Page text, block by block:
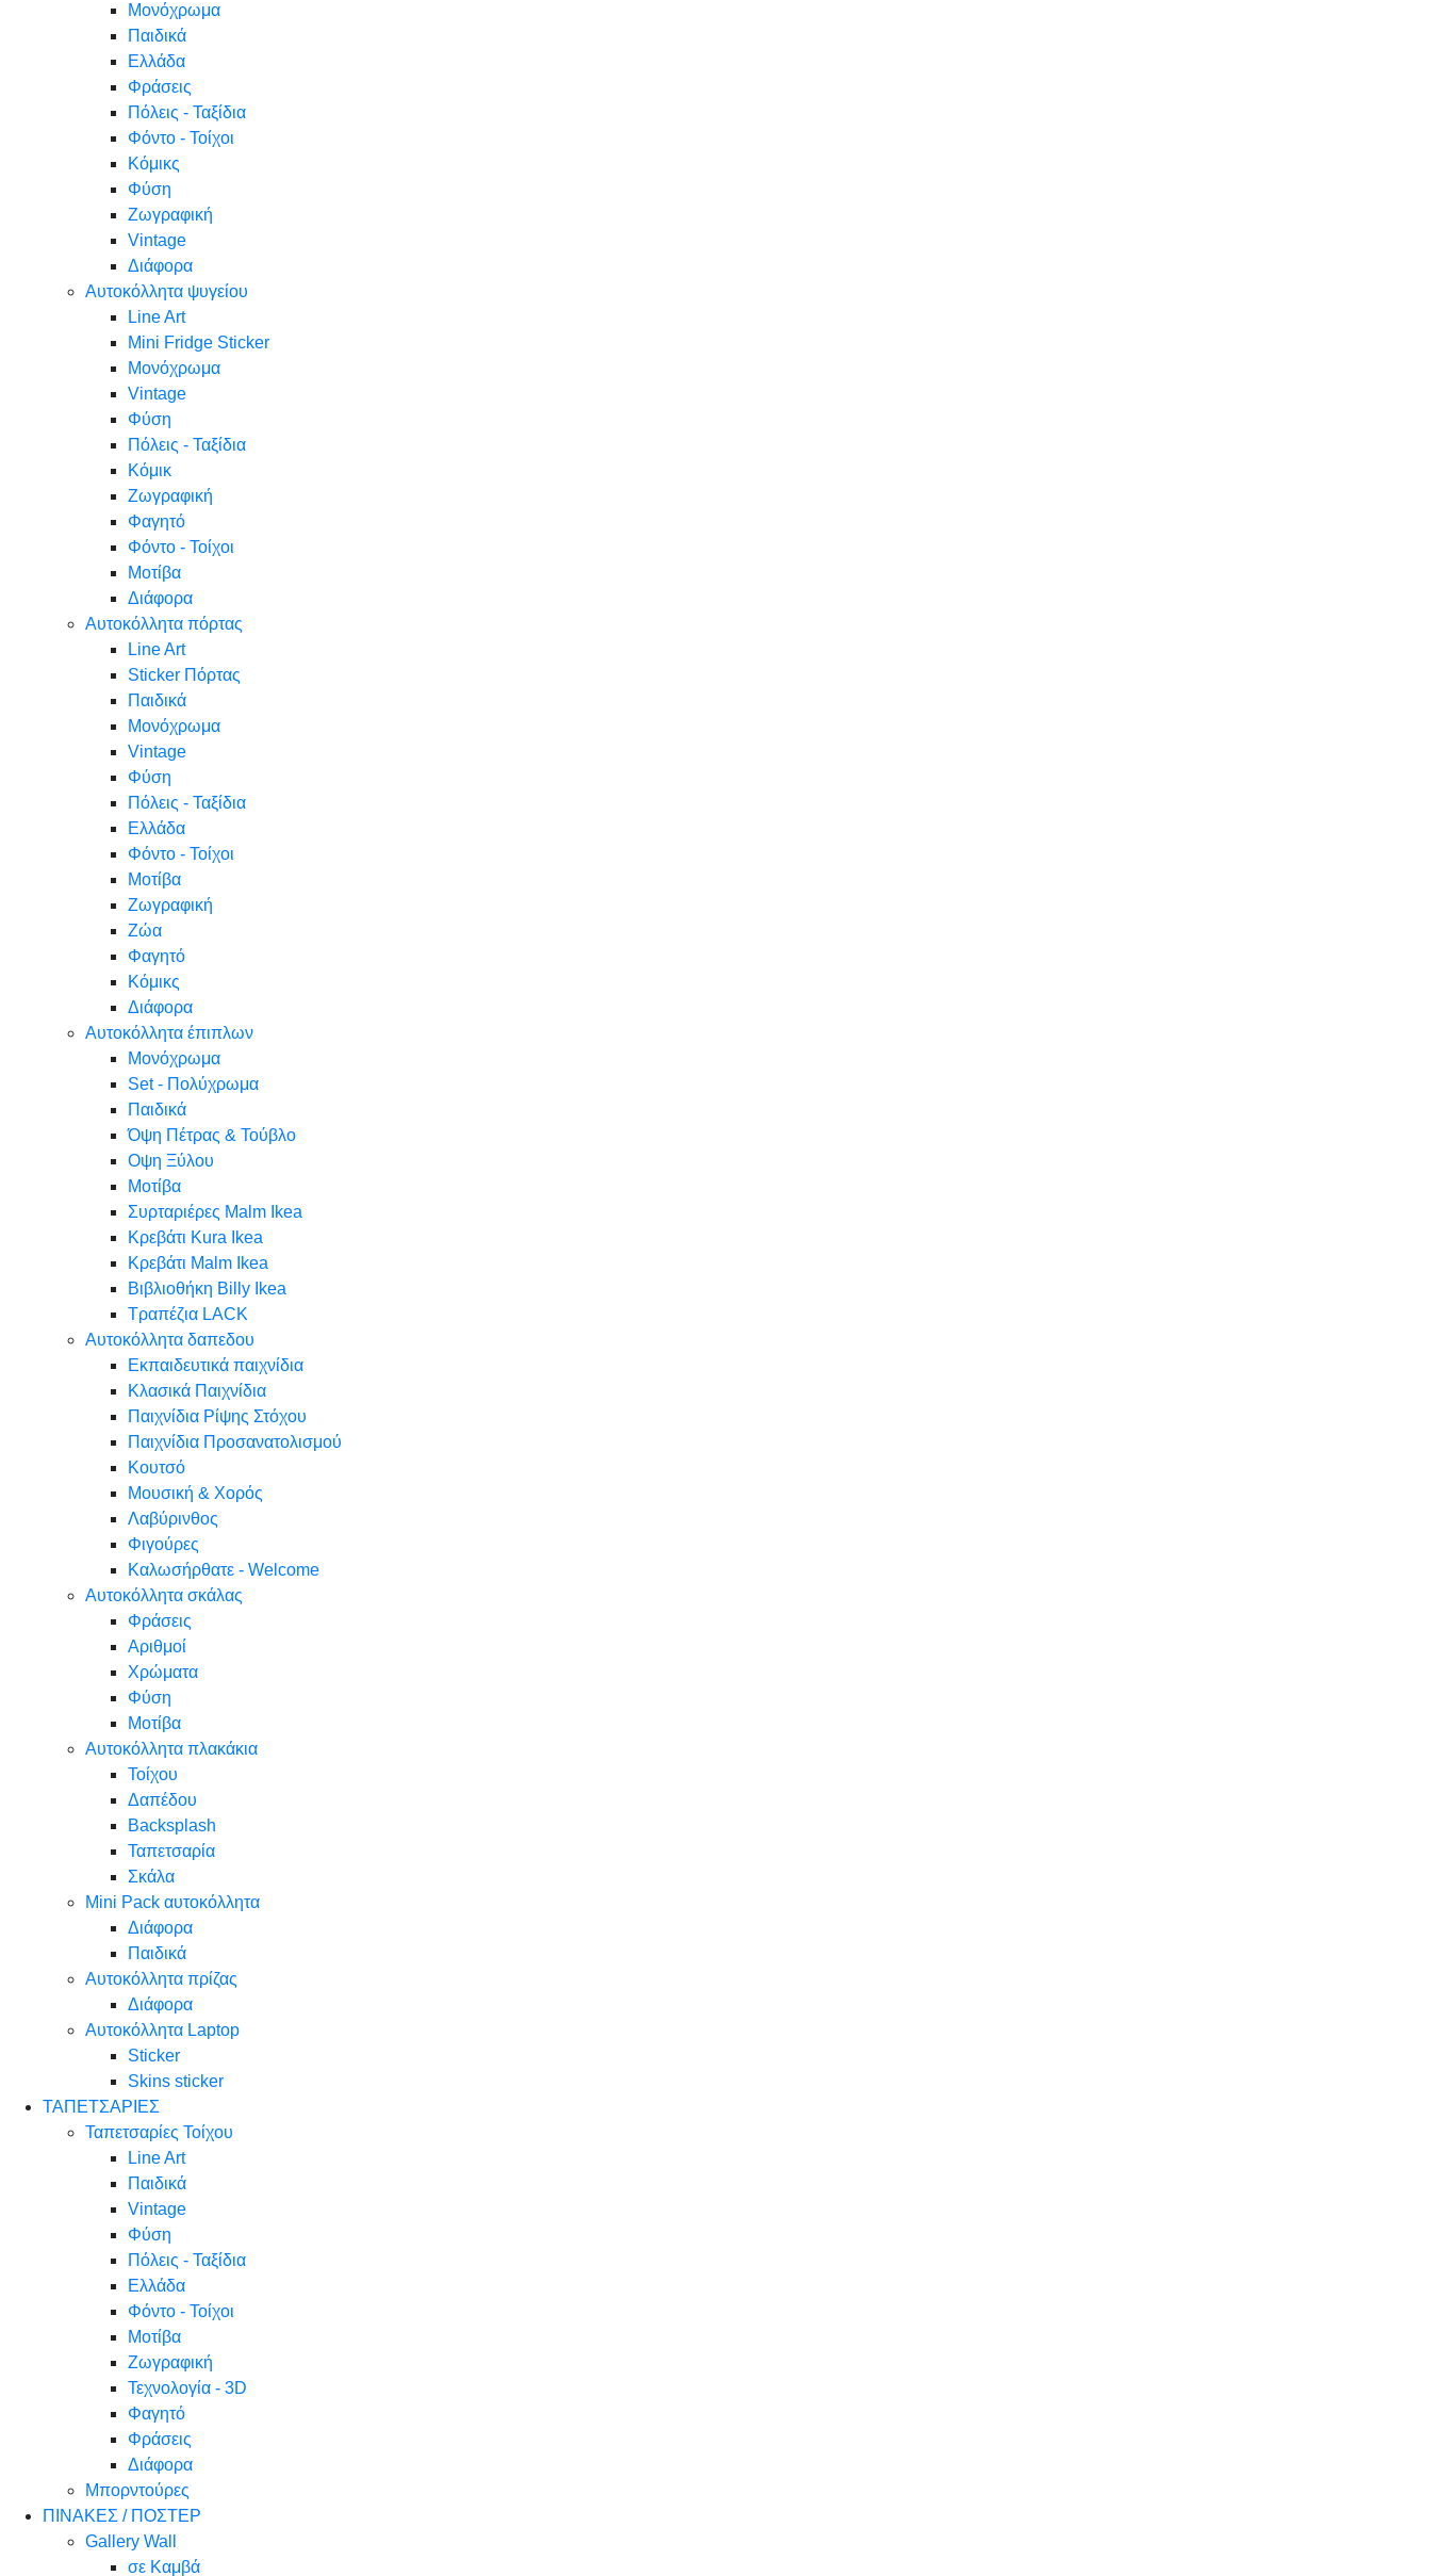
Μονόχρωμα
Παιδικά
Ελλάδα
Φράσεις
Πόλεις - Ταξίδια
Φόντο - Τοίχοι
Κόμικς
Φύση
Ζωγραφική
Vintage
Διάφορα
Αυτοκόλλητα ψυγείου
Line Art
Mini Fridge Sticker
Μονόχρωμα
Vintage
Φύση
Πόλεις - Ταξίδια
Κόμικ
Ζωγραφική
Φαγητό
Φόντο - Τοίχοι
Μοτίβα
Διάφορα
Αυτοκόλλητα πόρτας
Line Art
Sticker Πόρτας
Παιδικά
Μονόχρωμα
Vintage
Φύση
Πόλεις - Ταξίδια
Ελλάδα
Φόντο - Τοίχοι
Μοτίβα
Ζωγραφική
Ζώα
Φαγητό
Κόμικς
Διάφορα
Αυτοκόλλητα έπιπλων
Μονόχρωμα
Set - Πολύχρωμα
Παιδικά
Όψη Πέτρας & Τούβλο
Oψη Ξύλου
Μοτίβα
Συρταριέρες Malm Ikea
Κρεβάτι Kura Ikea
Κρεβάτι Malm Ikea
Βιβλιοθήκη Billy Ikea
Τραπέζια LACK
Αυτοκόλλητα δαπεδου
Εκπαιδευτικά παιχνίδια
Κλασικά Παιχνίδια
Παιχνίδια Ρίψης Στόχου
Παιχνίδια Προσανατολισμού
Κουτσό
Μουσική & Χορός
Λαβύρινθος
Φιγούρες
Καλωσήρθατε - Welcome
Αυτοκόλλητα σκάλας
Φράσεις
Αριθμοί
Χρώματα
Φύση
Μοτίβα
Αυτοκόλλητα πλακάκια
Τοίχου
Δαπέδου
Backsplash
Ταπετσαρία
Σκάλα
Mini Pack αυτοκόλλητα
Διάφορα
Παιδικά
Αυτοκόλλητα πρίζας
Διάφορα
Αυτοκόλλητα Laptop
Sticker
Skins sticker
ΤΑΠΕΤΣΑΡΙΕΣ
Ταπετσαρίες Τοίχου
Line Art
Παιδικά
Vintage
Φύση
Πόλεις - Ταξίδια
Ελλάδα
Φόντο - Τοίχοι
Μοτίβα
Ζωγραφική
Τεχνολογία - 3D
Φαγητό
Φράσεις
Διάφορα
Μπορντούρες
ΠΙΝΑΚΕΣ / ΠΟΣΤΕΡ
Gallery Wall
σε Καμβά